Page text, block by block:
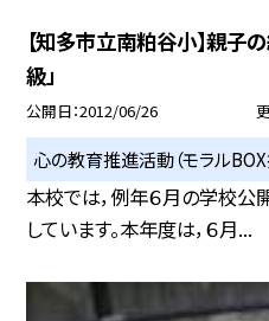
【知多市立南粕谷小】親子
級」
公開日 2012/06/26
心の教育推進活動（モラルBOX
本校では，例年６月の学校公
しています。本年度は，６月...